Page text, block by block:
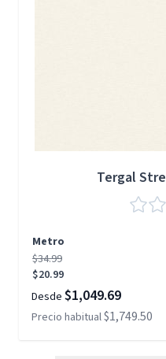
Tergal
Metro
$34.99
$20.99
Desde $1,049.69
Precio habitual$1,749.50